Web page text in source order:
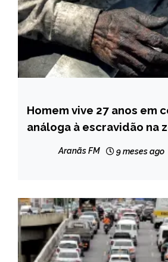
MINAS
GERAIS
NOTÍCIAS
Homem vive 27 anos em
análoga à escravidão na
Aranãs FM 9 meses ago